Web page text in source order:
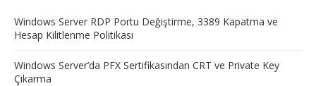
Windows Server RDP Portu Değiştirme, 3389 Kapatma ve
Hesap Kilitlenme Politikası
Windows Server’da PFX Sertifikasından CRT ve Private Key
Çıkarma